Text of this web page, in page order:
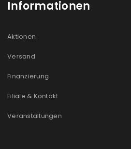
Informationen
Aktionen
Versand
Finanzierung
Filiale & Kontakt
Veranstaltungen